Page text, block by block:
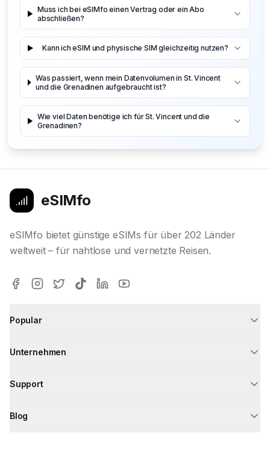
Muss ich bei eSIMfo einen Vertrag oder ein Abo
abschließen?
Kann ich eSIM und physische SIM gleichzeitig nutzen?
Was passiert, wenn mein Datenvolumen in St. Vincent
und die Grenadinen aufgebraucht ist?
Wie viel Daten benötige ich für St. Vincent und die
Grenadinen?
eSIMfo
eSIMfo bietet günstige eSIMs für über 202 Länder
weltweit – für nahtlose und vernetzte Reisen.
Popular
Unternehmen
Support
Blog